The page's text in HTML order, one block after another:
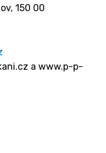
150 00
a www.p-p-